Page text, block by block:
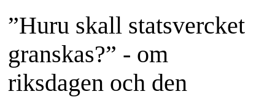
”Huru skall statsvercket
granskas?” - om
riksdagen och den